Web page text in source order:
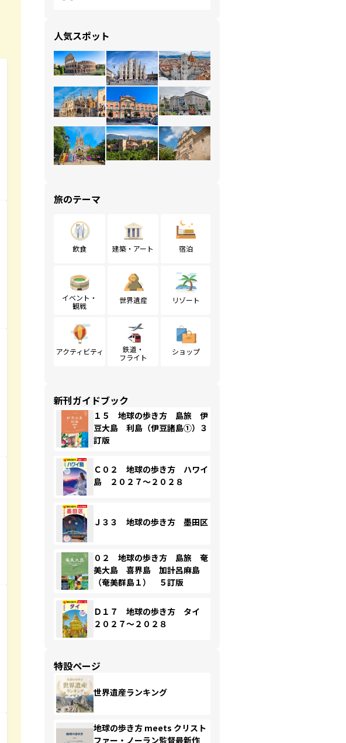
人気スポット
旅のテーマ
飲食 建築・アート 宿泊
イベント・
観戦
世界遺産 リゾート
アクティビティ
鉄道・
フライト
ショップ
新刊ガイドブック
１５ 地球の歩き方 島旅 伊
豆大島 利島（伊豆諸島①）３
訂版
Ｃ０２ 地球の歩き方 ハワイ
島 ２０２７～２０２８
Ｊ３３ 地球の歩き方 墨田区
０２ 地球の歩き方 島旅 奄
美大島 喜界島 加計呂麻島
（奄美群島１） ５訂版
Ｄ１７ 地球の歩き方 タイ
２０２７～２０２８
特設ページ
世界遺産ランキング
地球の歩き方 meets クリスト
ファー・ノーラン監督最新作